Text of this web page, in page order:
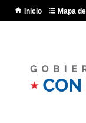
Inicio Mapa